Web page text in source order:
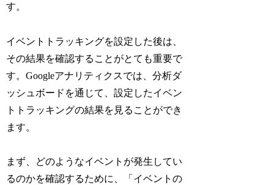
す。
イベントトラッキングを設定した後は、
その結果を確認することがとても重要で
す。Googleアナリティクスでは、分析ダ
ッシュボードを通じて、設定したイベン
トトラッキングの結果を見ることができ
ます。
まず、どのようなイベントが発生してい
るのかを確認するために、「イベントの